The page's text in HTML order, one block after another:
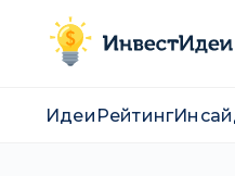
Идеи Рейтинг